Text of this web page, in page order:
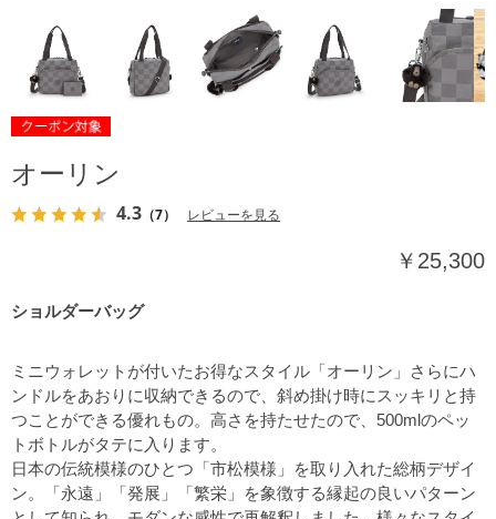
オーリン
4.3 （7） レビューを見る
ショルダーバッグ
￥25,300
ミニウォレットが付いたお得なスタイル「オーリン」さらにハ
ンドルをあおりに収納できるので、斜め掛け時にスッキリと持
つことができる優れもの。高さを持たせたので、500mlのペッ
トボトルがタテに入ります。
日本の伝統模様のひとつ「市松模様」を取り入れた総柄デザイ
ン。「永遠」「発展」「繁栄」を象徴する縁起の良いパターン